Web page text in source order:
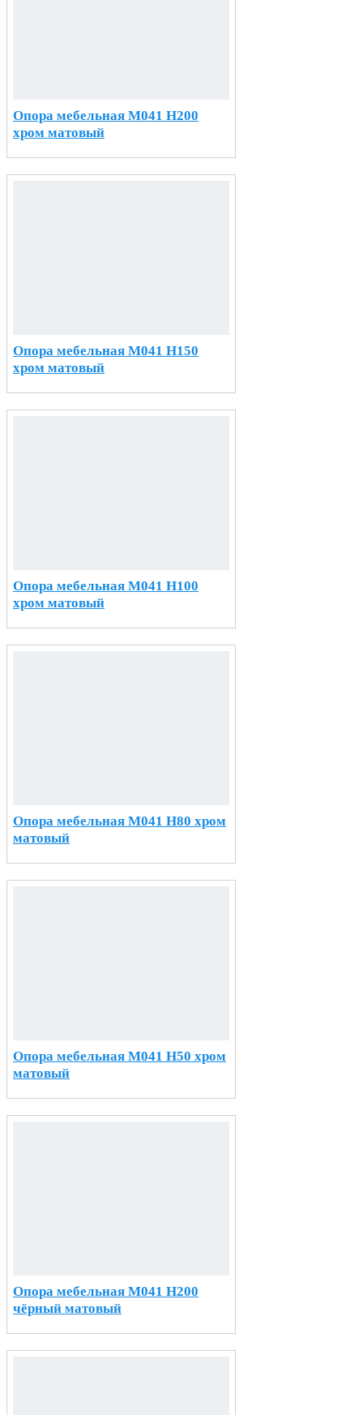
Опора мебельная М041 H200
хром матовый
Опора мебельная М041 H150
хром матовый
Опора мебельная М041 H100
хром матовый
Опора мебельная М041 H80 хром
матовый
Опора мебельная М041 H50 хром
матовый
Опора мебельная М041 H200
чёрный матовый